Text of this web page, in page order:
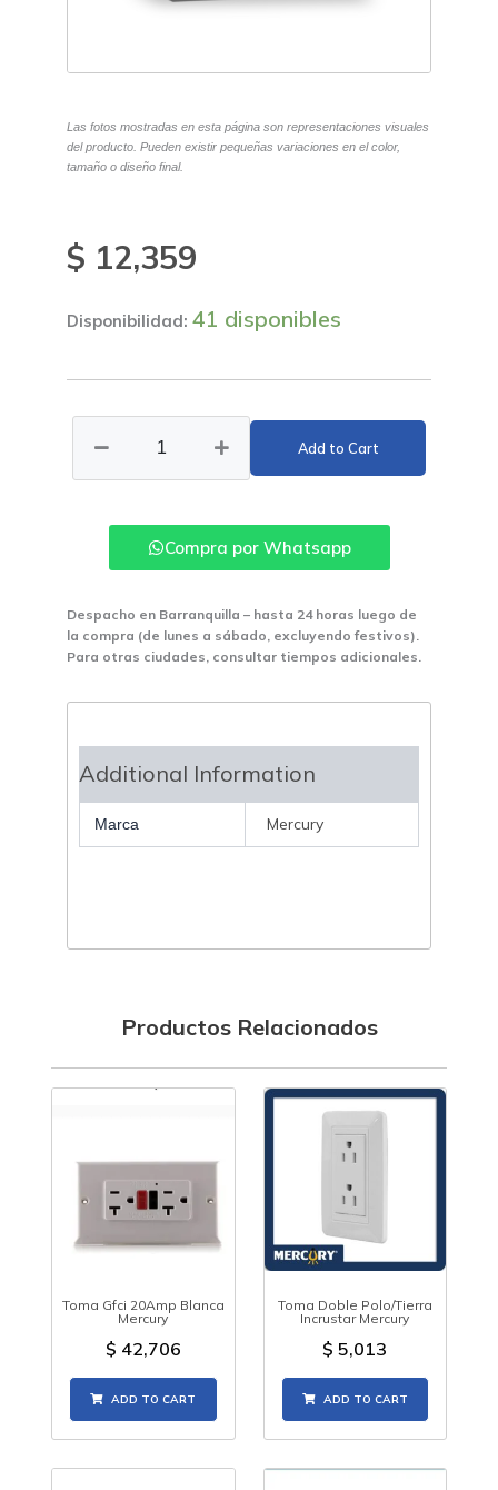
Las fotos mostradas en esta página son representaciones visuales
del producto. Pueden existir pequeñas variaciones en el color,
tamaño o diseño final.
$ 12,359
Disponibilidad: 41 disponibles
Panel
Blanca
Mercury
Add to Cart
Compra por Whatsapp
Despacho en Barranquilla – hasta 24 horas luego de
la compra (de lunes a sábado, excluyendo festivos).
Para otras ciudades, consultar tiempos adicionales.
Additional Information
Marca Mercury
Productos Relacionados
Toma Gfci 20Amp Blanca
Mercury
$ 42,706
ADD TO CART
Toma Doble Polo/Tierra
Incrustar Mercury
$ 5,013
ADD TO CART